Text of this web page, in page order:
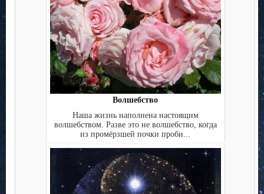
Волшебство
Наша жизнь наполнена настоящим
волшебством. Разве это не волшебство, когда
из промёрзшей почки проби...